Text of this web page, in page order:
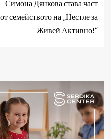
Симона Дянкова става част
от семейството на „Нестле за
Живей Активно!“